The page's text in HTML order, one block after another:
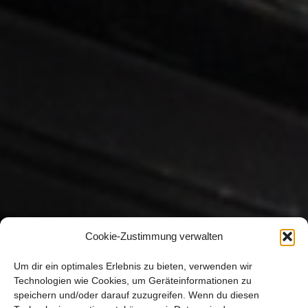
Cookie-Zustimmung verwalten
Um dir ein optimales Erlebnis zu bieten, verwenden wir
Technologien wie Cookies, um Geräteinformationen zu
speichern und/oder darauf zuzugreifen. Wenn du diesen